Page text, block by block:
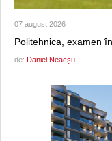
07 august 2026
Politehnica, examen
de: Daniel Neacșu